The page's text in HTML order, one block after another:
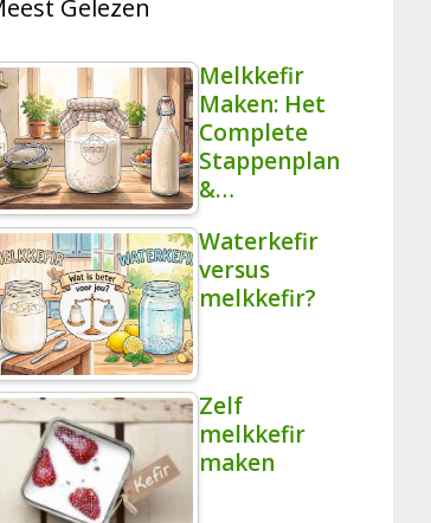
Gelezen
Melkkefir
Maken: Het
Complete
Stappenplan
&…
Waterkefir
versus
melkkefir?
Zelf
melkkefir
maken